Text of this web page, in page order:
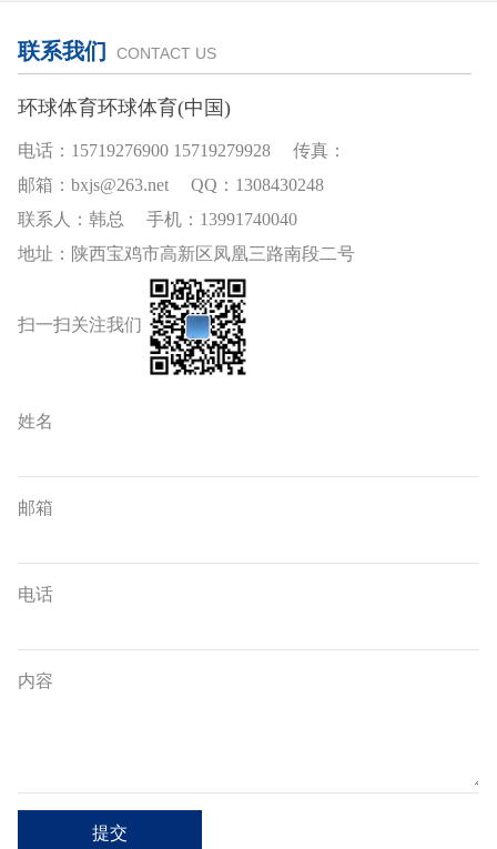
联系我们 CONTACT US
环球体育环球体育(中国)
电话：15719276900 15719279928 传真：
邮箱：bxjs@263.net QQ：1308430248
联系人：韩总 手机：13991740040
地址：陕西宝鸡市高新区凤凰三路南段二号
扫一扫关注我们
姓名
邮箱
电话
内容
提交